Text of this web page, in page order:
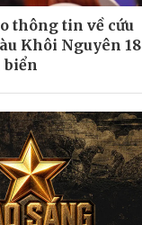
thông tin về cứu
Khôi Nguyên 18
biển